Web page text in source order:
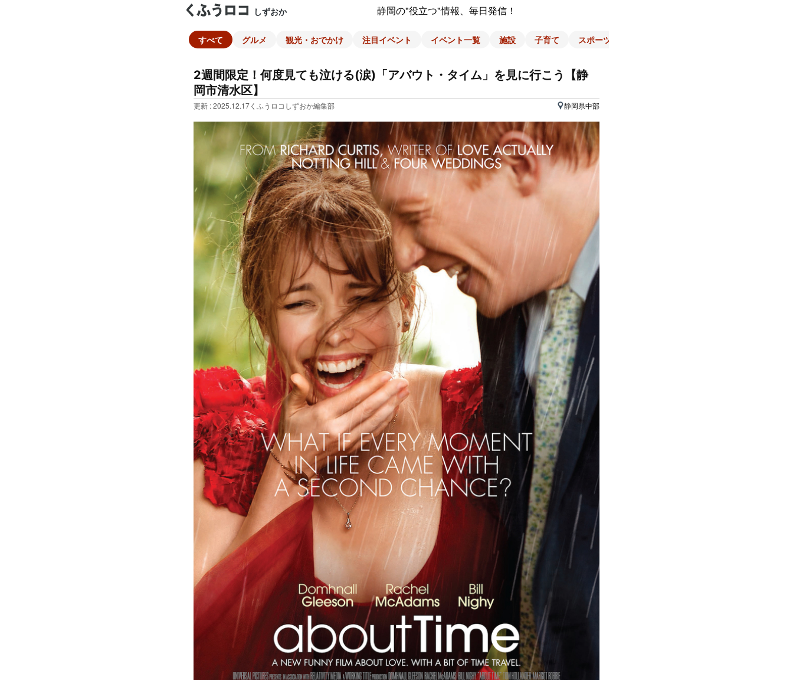
しずおか 静岡の"役立つ"情報、毎日発信！
すべて グルメ 観光・おでかけ 注目イベント イベント一覧 施設 子育て スポーツ
2週間限定！何度見ても泣ける(涙)「アバウト・タイム」を見に行こう【静
岡市清水区】
更新 : 2025.12.17くふうロコしずおか編集部 静岡県中部